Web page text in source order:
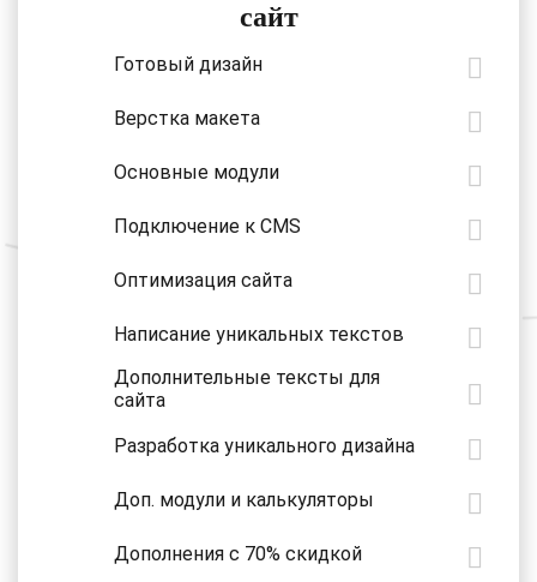
сайт
Готовый дизайн
Верстка макета
Основные модули
Подключение к CMS
Оптимизация сайта
Написание уникальных текстов
Дополнительные тексты для
сайта
Разработка уникального дизайна
Доп. модули и калькуляторы
Дополнения с 70% скидкой